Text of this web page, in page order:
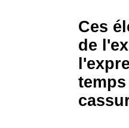
Ces
de